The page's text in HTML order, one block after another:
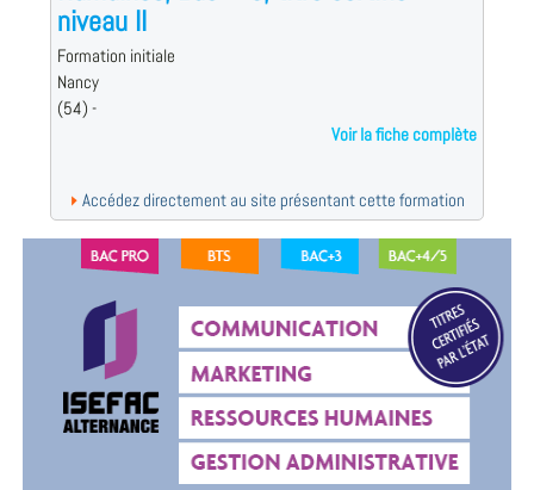
niveau II
Formation initiale
Nancy
(54) -
Voir la fiche complète
Accédez directement au site présentant cette formation